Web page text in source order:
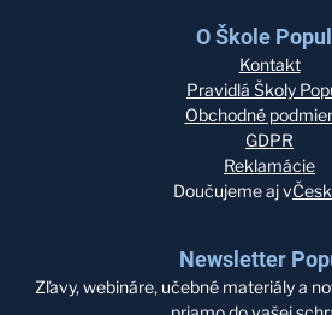
O Škole
Kontakt
Pravidlá Školy
Obchodné
GDPR
Reklamácie
Doučujeme aj v
Newsletter
Zľavy, webináre, učebné materiály a